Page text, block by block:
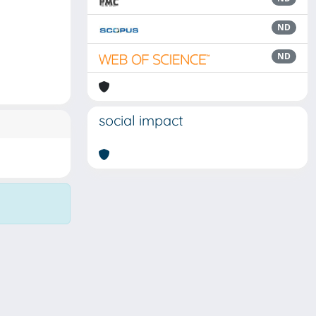
ND
ND
social impact